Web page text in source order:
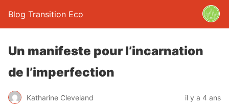
Blog Transition Eco
Un manifeste pour l’incarnation
de l’imperfection
Katharine Cleveland il y a 4 ans